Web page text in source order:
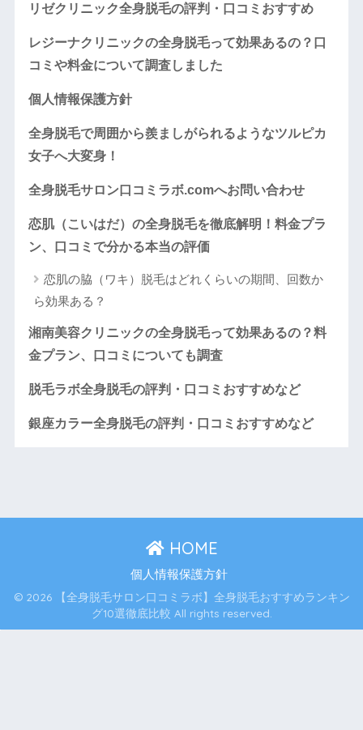
リゼクリニック全身脱毛の評判・口コミおすすめ
レジーナクリニックの全身脱毛って効果あるの？口
コミや料金について調査しました
個人情報保護方針
全身脱毛で周囲から羨ましがられるようなツルピカ
女子へ大変身！
全身脱毛サロン口コミラボ.comへお問い合わせ
恋肌（こいはだ）の全身脱毛を徹底解明！料金プラ
ン、口コミで分かる本当の評価
恋肌の脇（ワキ）脱毛はどれくらいの期間、回数か
ら効果ある？
湘南美容クリニックの全身脱毛って効果あるの？料
金プラン、口コミについても調査
脱毛ラボ全身脱毛の評判・口コミおすすめなど
銀座カラー全身脱毛の評判・口コミおすすめなど
HOME
個人情報保護方針
© 2026 【全身脱毛サロン口コミラボ】全身脱毛おすすめランキン
グ10選徹底比較 All rights reserved.